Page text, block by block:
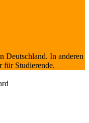
Deutschland. In anderen
für Studierende.